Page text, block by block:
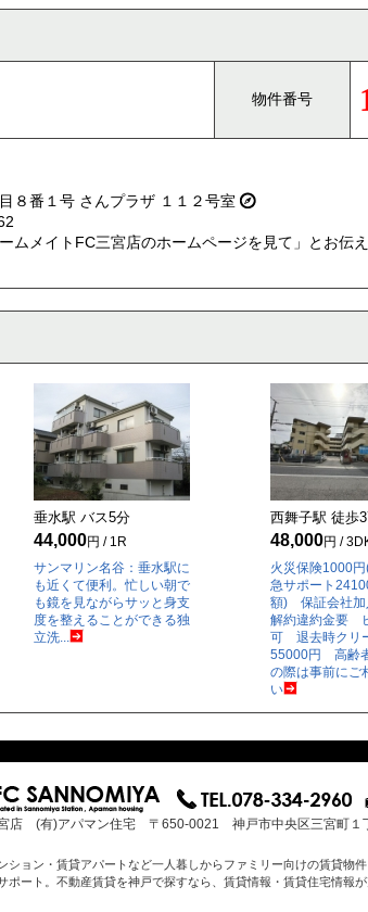
物件番号
８番１号 さんプラザ １１２号室
ムメイトFC三宮店のホームページを見て」とお伝え
垂水駅 バス5分
44,000円 / 1R
サンマリン名谷：垂水駅に
も近くて便利。忙しい朝で
も鏡を見ながらサッと身支
度を整えることができる独
立洗...
西舞子駅 徒歩
48,000円 /
火災保険1000
急サポート
額) 保証会社
解約違約金要
可 退去時クリ
55000円 高齢
の際は事前にご
い
店 (有)アパマン住宅 〒650-0021 神戸市中央区三宮町１
ョン・賃貸アパートなど一人暮しからファミリー向けの賃貸物
ート。不動産賃貸を神戸で探すなら、賃貸情報・賃貸住宅情報が